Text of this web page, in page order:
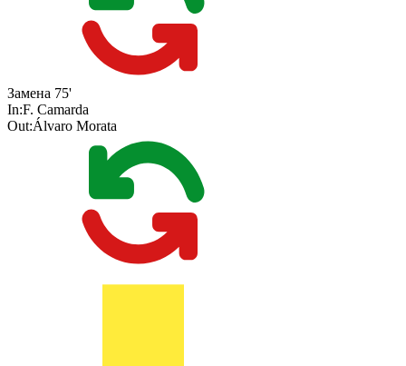
Замена 75'
In:F. Camarda
Out:Álvaro Morata